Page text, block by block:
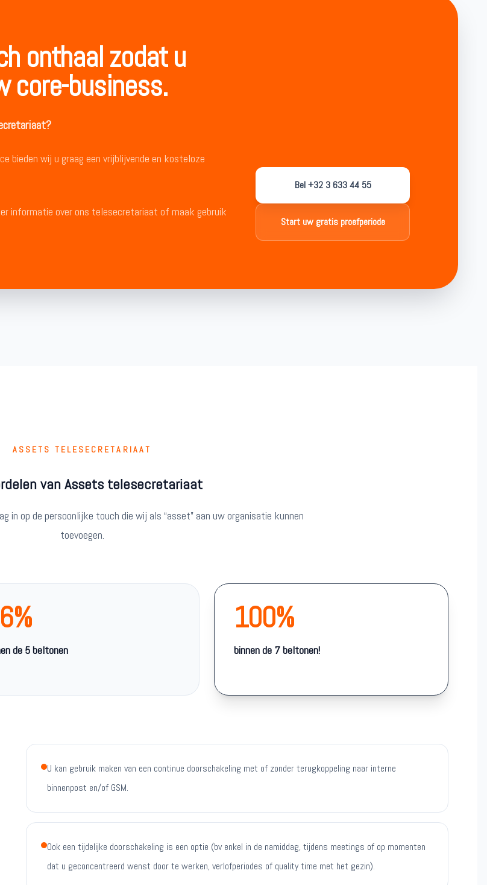
onthaal zodat u
core-business.
bieden wij u graag een vrijblijvende en kosteloze
informatie over ons telesecretariaat of maak gebruik
Bel +32 3 633 44 55
Start uw gratis proefperiode
ASSETS TELESECRETARIAAT
van Assets telesecretariaat
in op de persoonlijke touch die wij als “asset” aan uw organisatie kunnen
toevoegen.
de 5 beltonen
100%
binnen de 7 beltonen!
U kan gebruik maken van een continue doorschakeling met of zonder terugkoppeling naar interne
binnenpost en/of GSM.
Ook een tijdelijke doorschakeling is een optie (bv enkel in de namiddag, tijdens meetings of op momenten
dat u geconcentreerd wenst door te werken, verlofperiodes of quality time met het gezin).